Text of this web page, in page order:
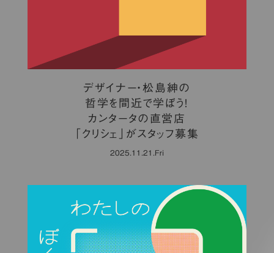
デザイナー・松島紳の
哲学を間近で学ぼう！
カンタータの直営店
「クリシェ」がスタッフ募集
2025.11.21.Fri